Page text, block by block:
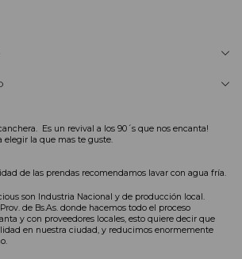
Es un revival a los 90´s que nos encanta!
elegir la que mas te guste.
de las prendas recomendamos lavar con agua fría.
son Industria Nacional y de producción local.
de Bs.As. donde hacemos todo el proceso
y con proveedores locales, esto quiere decir que
en nuestra ciudad, y reducimos enormemente